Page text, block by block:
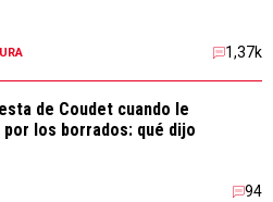
1,37k
de Coudet cuando le
los borrados: qué dijo
94